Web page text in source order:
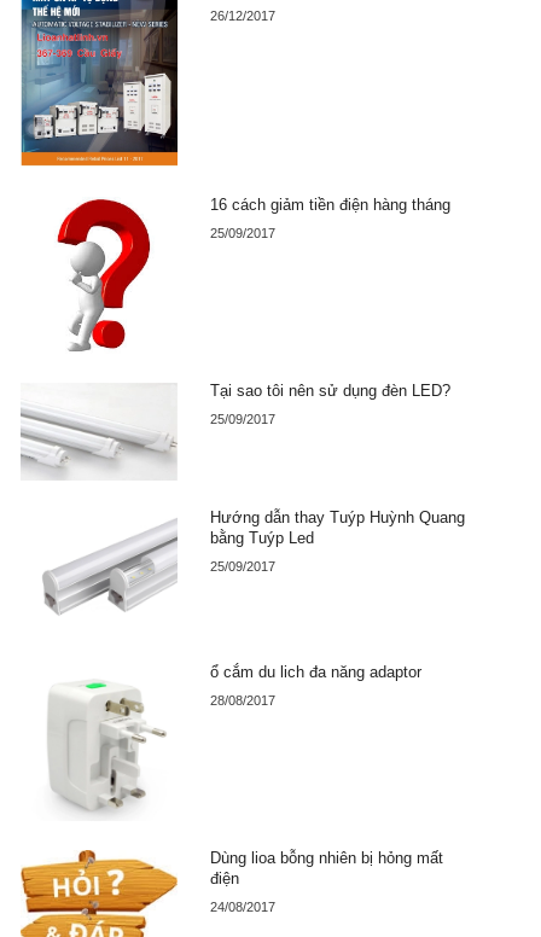
26/12/2017
16 cách giảm tiền điện hàng tháng
25/09/2017
Tại sao tôi nên sử dụng đèn LED?
25/09/2017
Hướng dẫn thay Tuýp Huỳnh Quang
bằng Tuýp Led
25/09/2017
ổ cắm du lich đa năng adaptor
28/08/2017
Dùng lioa bỗng nhiên bị hỏng mất
điện
24/08/2017